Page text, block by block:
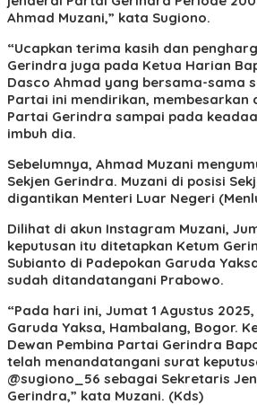
Ahmad Muzani,” kata Sugiono.
“Ucapkan terima kasih dan
Gerindra juga pada Ketua Harian
Dasco Ahmad yang bersama-sama
Partai ini mendirikan, membesarkan
Partai Gerindra sampai pada
imbuh dia.
Sebelumnya, Ahmad Muzani
Sekjen Gerindra. Muzani di posisi
digantikan Menteri Luar Negeri
Dilihat di akun Instagram Muzani,
keputusan itu ditetapkan Ketum
Subianto di Padepokan Garuda
sudah ditandatangani Prabowo.
“Pada hari ini, Jumat 1 Agustus
Garuda Yaksa, Hambalang, Bogor.
Dewan Pembina Partai Gerindra
telah menandatangani surat
@sugiono_56 sebagai Sekretaris
Gerindra,” kata Muzani. (Kds)